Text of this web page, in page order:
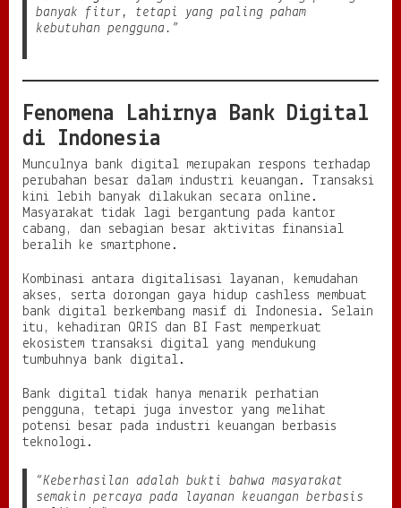
n
s
i
B
r
u
banyak fitur, tetapi yang paling paham
kebutuhan pengguna.”
Fenomena Lahirnya Bank Digital
di Indonesia
Munculnya bank digital merupakan respons terhadap
perubahan besar dalam industri keuangan. Transaksi
kini lebih banyak dilakukan secara online.
Masyarakat tidak lagi bergantung pada kantor
cabang, dan sebagian besar aktivitas finansial
beralih ke smartphone.
Kombinasi antara digitalisasi layanan, kemudahan
akses, serta dorongan gaya hidup cashless membuat
bank digital berkembang masif di Indonesia. Selain
itu, kehadiran QRIS dan BI Fast memperkuat
ekosistem transaksi digital yang mendukung
tumbuhnya bank digital.
Bank digital tidak hanya menarik perhatian
pengguna, tetapi juga investor yang melihat
potensi besar pada industri keuangan berbasis
teknologi.
“Keberhasilan adalah bukti bahwa masyarakat
semakin percaya pada layanan keuangan berbasis